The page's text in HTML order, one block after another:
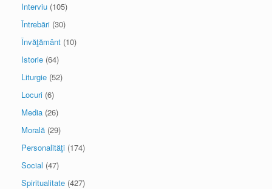
Interviu (105)
Întrebări (30)
Învăţământ (10)
Istorie (64)
Liturgie (52)
Locuri (6)
Media (26)
Morală (29)
Personalităţi (174)
Social (47)
Spiritualitate (427)